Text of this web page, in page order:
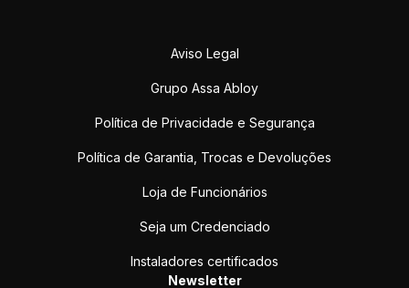
Grupo Assa Abloy
Aviso Legal
Política de Privacidade e Segurança
Política de Garantia, Trocas e Devoluções
Loja de Funcionários
Seja um Credenciado
Instaladores certificados
Newsletter